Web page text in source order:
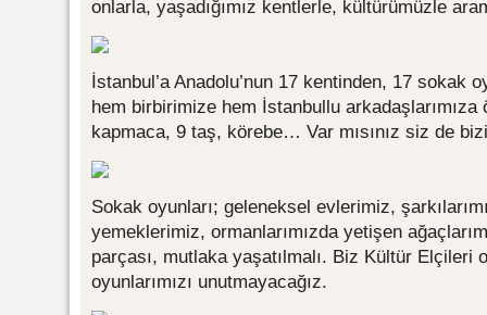
onlarla, yaşadığımız kentlerle, kültürümüzle
İstanbul’a Anadolu’nun 17 kentinden, 17 sokak
hem birbirimize hem İstanbullu
kapmaca, 9 taş, körebe… Var mısınız siz de
Sokak oyunları; geleneksel evlerimiz,
yemeklerimiz, ormanlarımızda yetişen
parçası, mutlaka yaşatılmalı. Biz Kültür Elçileri
oyunlarımızı unutmayacağız.